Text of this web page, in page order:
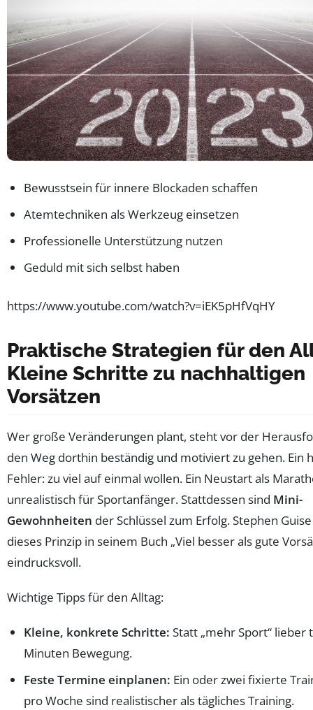
Bewusstsein für innere Blockaden schaffen
Atemtechniken als Werkzeug einsetzen
Professionelle Unterstützung nutzen
Geduld mit sich selbst haben
https://www.youtube.com/watch?v=iEK5pHfVqHY
Praktische Strategien für den
Kleine Schritte zu nachhaltigen
Vorsätzen
Wer große Veränderungen plant, steht vor der
den Weg dorthin beständig und motiviert zu gehen. Ein
Fehler: zu viel auf einmal wollen. Ein Neustart als
unrealistisch für Sportanfänger. Stattdessen sind Mini-
Gewohnheiten der Schlüssel zum Erfolg. Stephen
dieses Prinzip in seinem Buch „Viel besser als gute
eindrucksvoll.
Wichtige Tipps für den Alltag:
Kleine, konkrete Schritte: Statt „mehr Sport“ lieber
Minuten Bewegung.
Feste Termine einplanen: Ein oder zwei fixierte
pro Woche sind realistischer als tägliches Training.